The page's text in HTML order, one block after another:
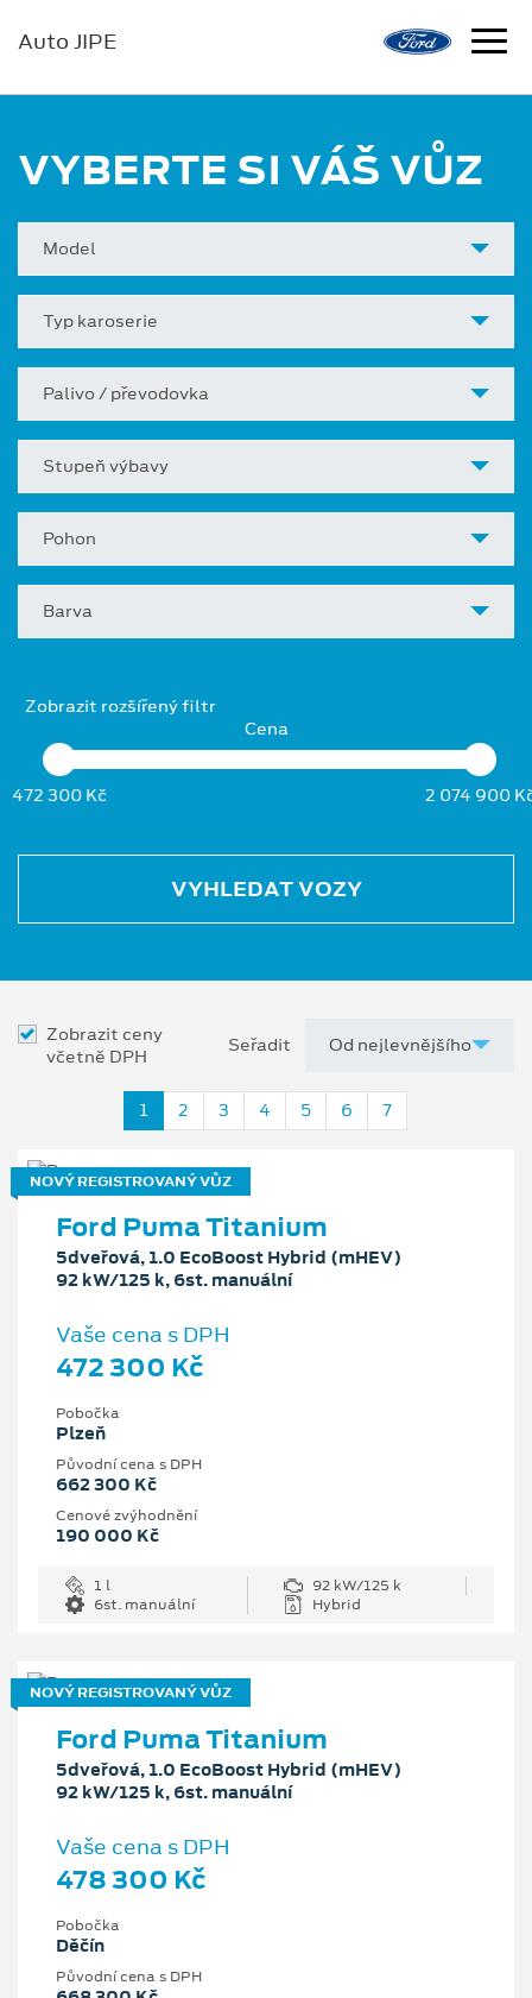
Auto JIPE
VYBERTE SI VÁŠ VŮZ
Model
Typ karoserie
Palivo / převodovka
Stupeň výbavy
Pohon
Barva
Zobrazit rozšířený filtr
Cena
472 300 Kč 2 074 900
VYHLEDAT VOZY
Zobrazit ceny
včetně DPH
Seřadit
1 2 3 4 5 6 7
NOVÝ REGISTROVANÝ VŮZ
Ford Puma Titanium
5dveřová, 1.0 EcoBoost Hybrid (mHEV)
92 kW/125 k, 6st. manuální
Vaše cena s DPH
472 300 Kč
Pobočka
Plzeň
Původní cena s DPH
662 300 Kč
Cenové zvýhodnění
190 000 Kč
1 l
92 kW/125 k
6st. manuální
Hybrid
NOVÝ REGISTROVANÝ VŮZ
Ford Puma Titanium
5dveřová, 1.0 EcoBoost Hybrid (mHEV)
92 kW/125 k, 6st. manuální
Vaše cena s DPH
478 300 Kč
Pobočka
Děčín
Původní cena s DPH